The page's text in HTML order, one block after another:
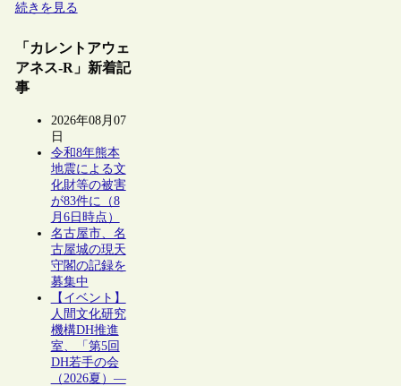
続きを見る
「カレントアウェ
アネス-R」新着記
事
2026年08月07
日
令和8年熊本
地震による文
化財等の被害
が83件に（8
月6日時点）
名古屋市、名
古屋城の現天
守閣の記録を
募集中
【イベント】
人間文化研究
機構DH推進
室、「第5回
DH若手の会
（2026夏）―